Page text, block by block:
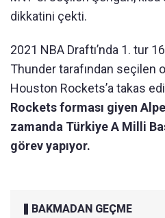
dikkatini çekti.
2021 NBA Draftı’nda 1. tur
Thunder tarafından seçilen
Houston Rockets’a takas
Rockets forması giyen
zamanda Türkiye A Milli
görev yapıyor.
BAKMADAN GEÇME